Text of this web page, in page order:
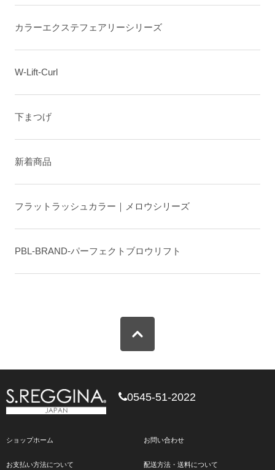
カラーエクステフェアリーシリーズ
W-Lift-Curl
下まつげ
新着商品
フラットラッシュカラー｜メロウシリーズ
PBL-BRAND-パーフェクトブロウリフト
0545-51-2022
ショップホーム お問い合わせ
お支払い方法について 配送方法・送料について